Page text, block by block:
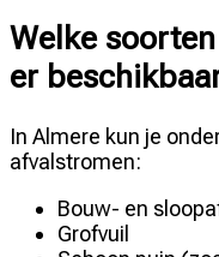
Welke
er
In Almere kun je
afvalstromen:
Bouw- en
Grofvuil